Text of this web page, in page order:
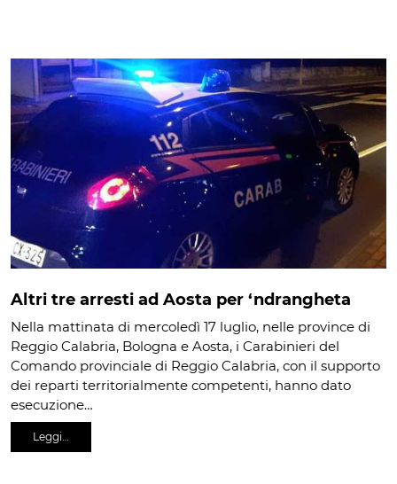
Altri tre arresti ad Aosta per ‘ndrangheta
Nella mattinata di mercoledì 17 luglio, nelle province di
Reggio Calabria, Bologna e Aosta, i Carabinieri del
Comando provinciale di Reggio Calabria, con il supporto
dei reparti territorialmente competenti, hanno dato
esecuzione…
Leggi…